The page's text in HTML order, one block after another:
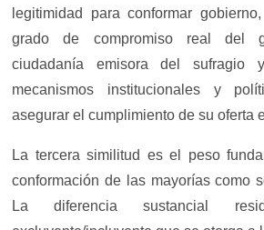
legitimidad para conformar
grado de compromiso real del
ciudadanía emisora del sufragio
mecanismos institucionales y
asegurar el cumplimiento de su oferta
La tercera similitud es el peso
conformación de las mayorías como
La diferencia sustancial